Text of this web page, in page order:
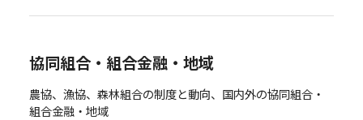
協同組合・組合金融・地域
農協、漁協、森林組合の制度と動向、国内外の協同組合・
組合金融・地域